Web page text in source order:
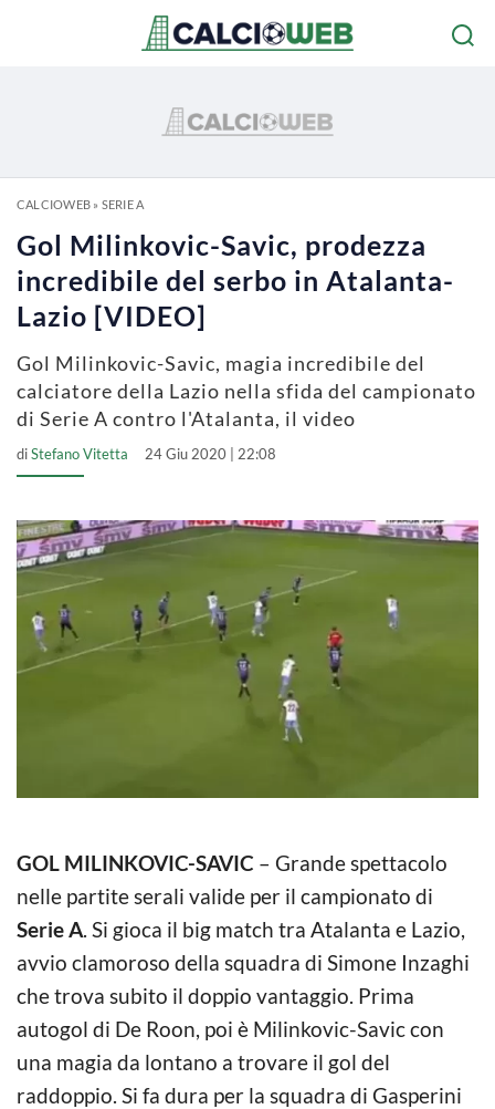
CALCIOWEB» SERIE A
Gol Milinkovic-Savic, prodezza
incredibile del serbo in Atalanta-
Lazio [VIDEO]
Gol Milinkovic-Savic, magia incredibile del
calciatore della Lazio nella sfida del campionato
di Serie A contro l'Atalanta, il video
diStefano Vitetta 24 Giu 2020 | 22:08
GOL MILINKOVIC-SAVIC – Grande spettacolo
nelle partite serali valide per il campionato di
Serie A. Si gioca il big match tra Atalanta e Lazio,
avvio clamoroso della squadra di Simone Inzaghi
che trova subito il doppio vantaggio. Prima
autogol di De Roon, poi è Milinkovic-Savic con
una magia da lontano a trovare il gol del
raddoppio. Si fa dura per la squadra di Gasperini